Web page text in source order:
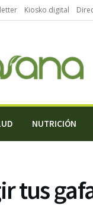
Kiosko digital
NUTRICIÓN
tus